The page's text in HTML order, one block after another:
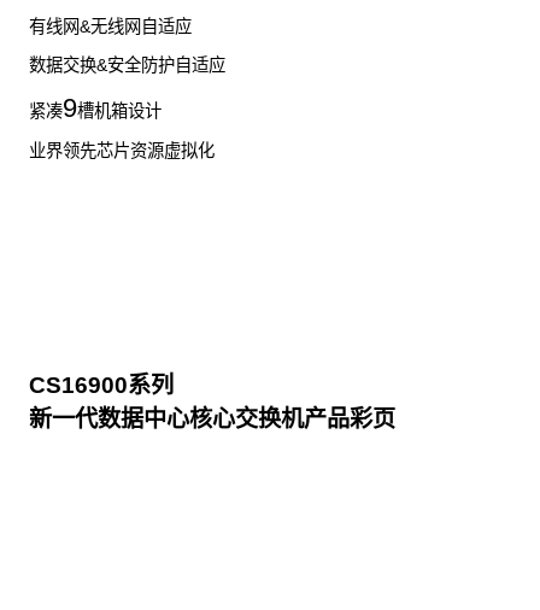
有线网&无线网自适应
数据交换&安全防护自适应
紧凑9槽机箱设计
业界领先芯片资源虚拟化
CS16900系列
新一代数据中心核心交换机产品彩页